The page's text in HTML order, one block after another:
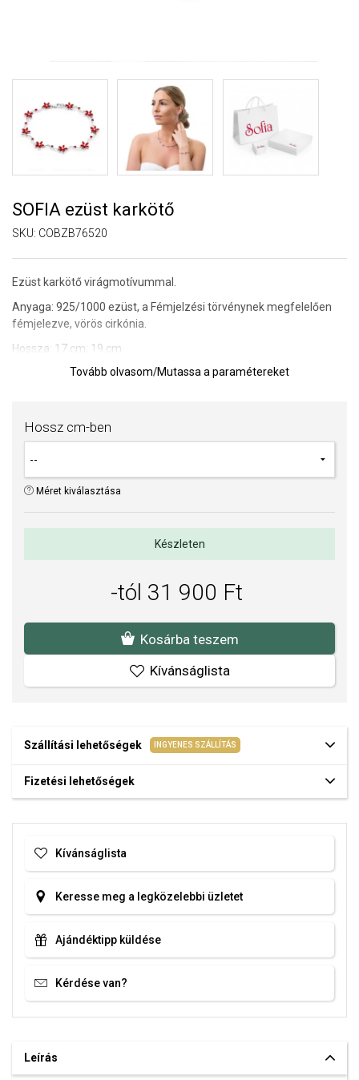
SOFIA ezüst karkötő
SKU: COBZB76520
Ezüst karkötő virágmotívummal.
Anyaga: 925/1000 ezüst, a Fémjelzési törvénynek megfelelően
fémjelezve, vörös cirkónia.
Hossza: 17 cm; 19 cm.
Felületkezelésünk, drágaköveink és gyöngyeink beépítése
megfelel az igényes követelményeknek.
Tovább olvasom/Mutassa a paramétereket
Hossz cm-ben
Méret kiválasztása
Készleten
-tól 31 900 Ft
Kosárba teszem
Kívánságlista
Szállítási lehetőségek INGYENES SZÁLLÍTÁS
Fizetési lehetőségek
Kívánságlista
Keresse meg a legközelebbi üzletet
Ajándéktipp küldése
Kérdése van?
Leírás